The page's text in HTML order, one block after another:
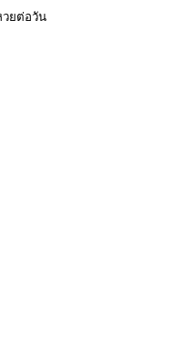
วยต่อวัน